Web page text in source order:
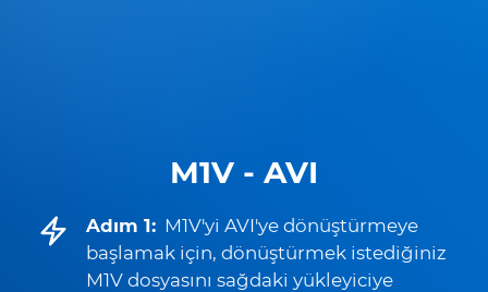
M1V - AVI
Adım 1: M1V'yi AVI'ye dönüştürmeye
başlamak için, dönüştürmek istediğiniz
M1V dosyasını sağdaki yükleyiciye